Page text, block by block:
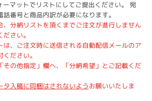
ーマットでリストにしてご提出ください。 宛
番号と商品内訳が必要になります。
分納リストを頂くまでご注文が進行しません
さい。
、ご注文時に送信される自動配信メールのア
ださい。
の他指定」欄へ、「分納希望」とご記載くだ
タ入稿に同梱はされないようお願いいたしま